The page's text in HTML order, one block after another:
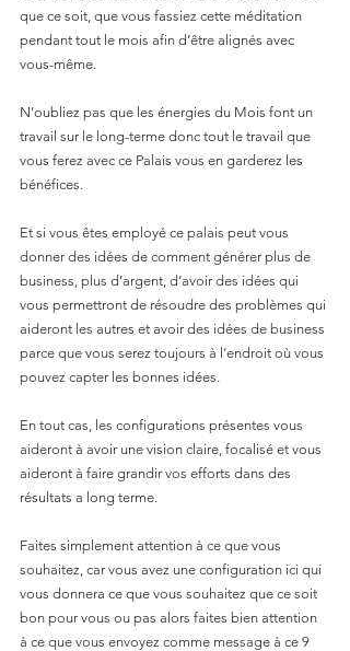
que ce soit, que vous fassiez cette méditation
pendant tout le mois afin d’être alignés avec
vous-même.
N’oubliez pas que les énergies du Mois font un
travail sur le long-terme donc tout le travail que
vous ferez avec ce Palais vous en garderez les
bénéfices.
Et si vous êtes employé ce palais peut vous
donner des idées de comment générer plus de
business, plus d’argent, d’avoir des idées qui
vous permettront de résoudre des problèmes qui
aideront les autres et avoir des idées de business
parce que vous serez toujours à l’endroit où vous
pouvez capter les bonnes idées.
En tout cas, les configurations présentes vous
aideront à avoir une vision claire, focalisé et vous
aideront à faire grandir vos efforts dans des
résultats a long terme.
Faites simplement attention à ce que vous
souhaitez, car vous avez une configuration ici qui
vous donnera ce que vous souhaitez que ce soit
bon pour vous ou pas alors faites bien attention
à ce que vous envoyez comme message à ce 9